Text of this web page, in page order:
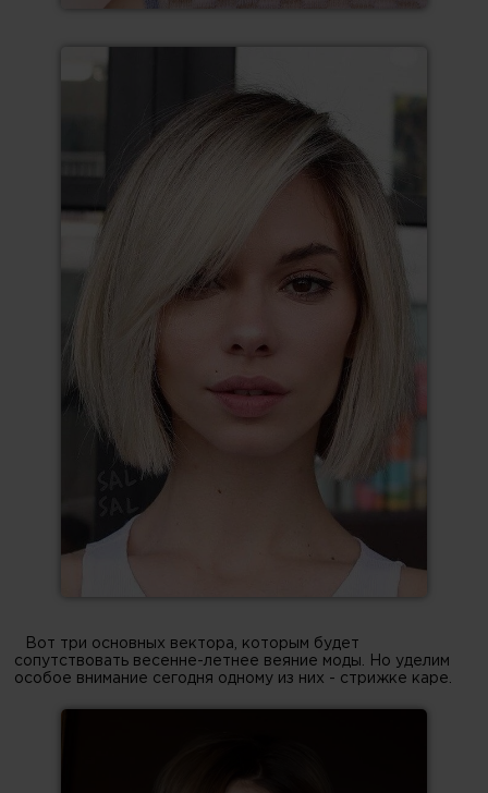
Вот три основных вектора, которым будет
сопутствовать весенне-летнее веяние моды. Но уделим
особое внимание сегодня одному из них - стрижке каре.